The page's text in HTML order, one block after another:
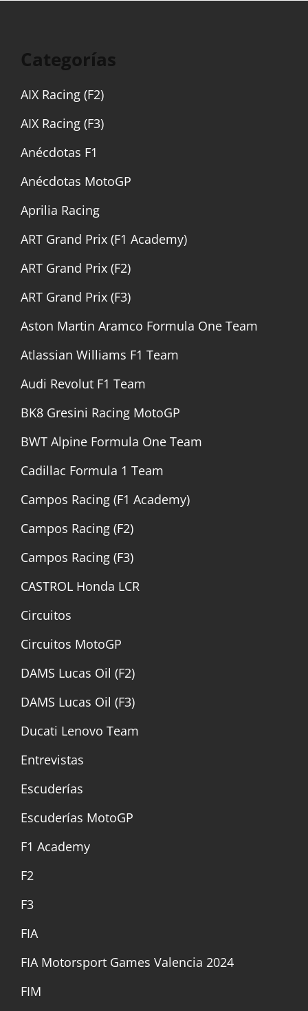
Categorías
AIX Racing (F2)
AIX Racing (F3)
Anécdotas F1
Anécdotas MotoGP
Aprilia Racing
ART Grand Prix (F1 Academy)
ART Grand Prix (F2)
ART Grand Prix (F3)
Aston Martin Aramco Formula One Team
Atlassian Williams F1 Team
Audi Revolut F1 Team
BK8 Gresini Racing MotoGP
BWT Alpine Formula One Team
Cadillac Formula 1 Team
Campos Racing (F1 Academy)
Campos Racing (F2)
Campos Racing (F3)
CASTROL Honda LCR
Circuitos
Circuitos MotoGP
DAMS Lucas Oil (F2)
DAMS Lucas Oil (F3)
Ducati Lenovo Team
Entrevistas
Escuderías
Escuderías MotoGP
F1 Academy
F2
F3
FIA
FIA Motorsport Games Valencia 2024
FIM